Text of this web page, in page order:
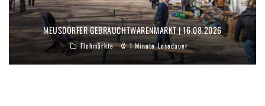
MEUSDORFER GEBRAUCHTWARENMARKT | 16.08.2026
Flohmärkte 1 Minute Lesedauer